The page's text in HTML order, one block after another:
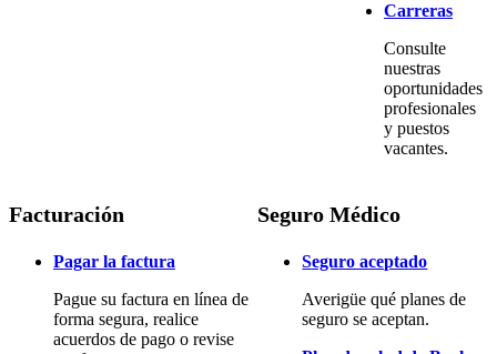
Carreras
Consulte
nuestras
oportunidades
profesionales
y puestos
vacantes.
Facturación
Pagar la factura
Pague su factura en línea de
forma segura, realice
acuerdos de pago o revise
Seguro Médico
Seguro aceptado
Averigüe qué planes de
seguro se aceptan.